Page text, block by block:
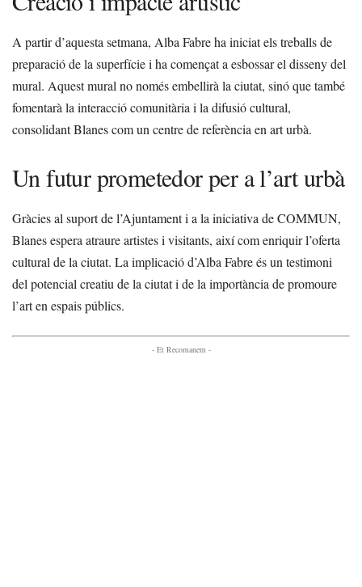
A partir d’aquesta setmana, Alba Fabre ha iniciat els treballs de
preparació de la superfície i ha començat a esbossar el disseny del
mural. Aquest mural no només embellirà la ciutat, sinó que també
fomentarà la interacció comunitària i la difusió cultural,
consolidant Blanes com un centre de referència en art urbà.
Un futur prometedor per a l’art urbà
Gràcies al suport de l’Ajuntament i a la iniciativa de COMMUN,
Blanes espera atraure artistes i visitants, així com enriquir l’oferta
cultural de la ciutat. La implicació d’Alba Fabre és un testimoni
del potencial creatiu de la ciutat i de la importància de promoure
l’art en espais públics.
- Et Recomanem -